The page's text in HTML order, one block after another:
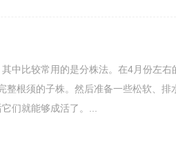
中比较常用的是分株法。在4月份左右
整根须的子株。然后准备一些松软、排
们就能够成活了。...